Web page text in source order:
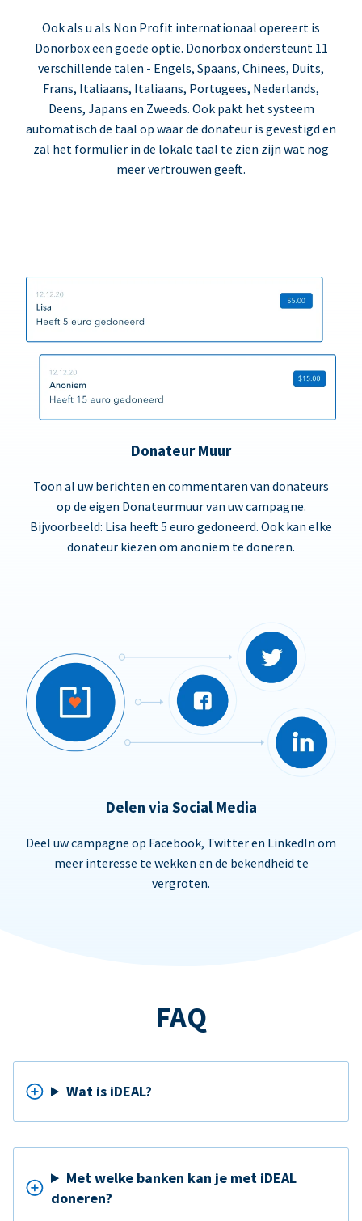
Ook als u als Non Profit internationaal opereert is
Donorbox een goede optie. Donorbox ondersteunt 11
verschillende talen - Engels, Spaans, Chinees, Duits,
Frans, Italiaans, Italiaans, Portugees, Nederlands,
Deens, Japans en Zweeds. Ook pakt het systeem
automatisch de taal op waar de donateur is gevestigd en
zal het formulier in de lokale taal te zien zijn wat nog
meer vertrouwen geeft.
Donateur Muur
Toon al uw berichten en commentaren van donateurs
op de eigen Donateurmuur van uw campagne.
Bijvoorbeeld: Lisa heeft 5 euro gedoneerd. Ook kan elke
donateur kiezen om anoniem te doneren.
Delen via Social Media
Deel uw campagne op Facebook, Twitter en LinkedIn om
meer interesse te wekken en de bekendheid te
vergroten.
FAQ
Wat is iDEAL?
Met welke banken kan je met iDEAL
doneren?